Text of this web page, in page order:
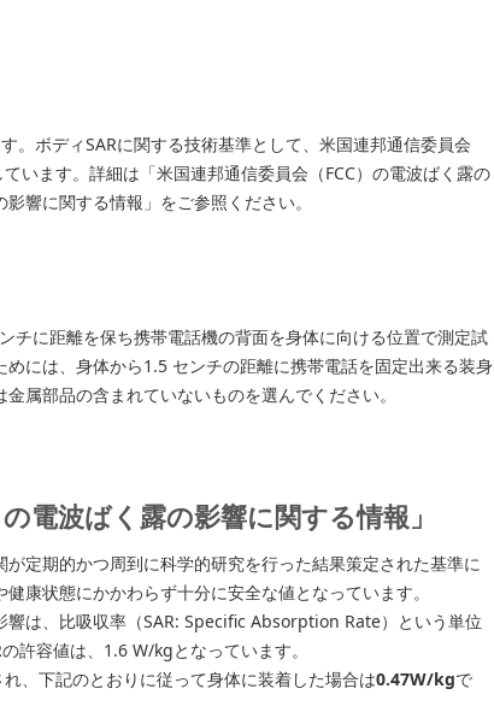
。ボディSARに関する技術基準として、米国連邦通信委員会
います。詳細は「米国連邦通信委員会（FCC）の電波ばく露の
響に関する情報」をご参照ください。
チに距離を保ち携帯電話機の背面を身体に向ける位置で測定試
には、身体から1.5 センチの距離に携帯電話を固定出来る装身
属部品の含まれていないものを選んでください。
電波ばく露の影響に関する情報」
定期的かつ周到に科学的研究を行った結果策定された基準に
康状態にかかわらず十分に安全な値となっています。
は、比吸収率（SAR: Specific Absorption Rate）という単位
許容値は、1.6 W/kgとなっています。
、下記のとおりに従って身体に装着した場合は0.47W/kgで